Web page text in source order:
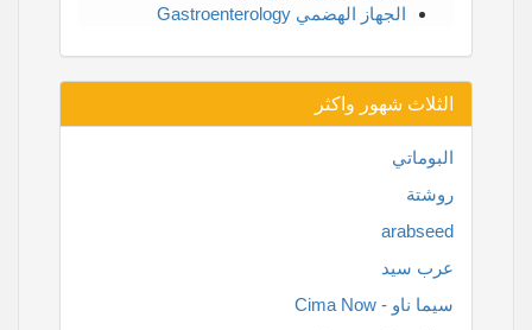
الجهاز الهضمي Gastroenterology
الثلاث شهور واكثر
البوماتي
روشتة
arabseed
عرب سيد
سيما ناو - Cima Now